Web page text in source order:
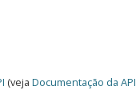
(veja Documentação da API